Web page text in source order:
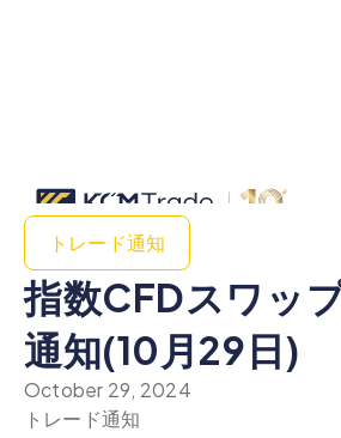
トレード通知
指数CFDスワッ
通知(10月29日)
October 29, 2024
トレード通知